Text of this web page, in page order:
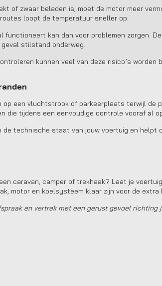
of zwaar beladen is, moet de motor meer
loopt de temperatuur sneller op.
functioneert kan dan voor problemen zorgen.
stilstand onderweg.
kunnen veel van deze risico’s worden
op een vluchtstrook of parkeerplaats terwijl de
die tijdens een eenvoudige controle vooraf al
technische staat van jouw voertuig en helpt
caravan, camper of trekhaak? Laat je
motor en koelsysteem klaar zijn voor de
en vertrek met een gerust gevoel richting